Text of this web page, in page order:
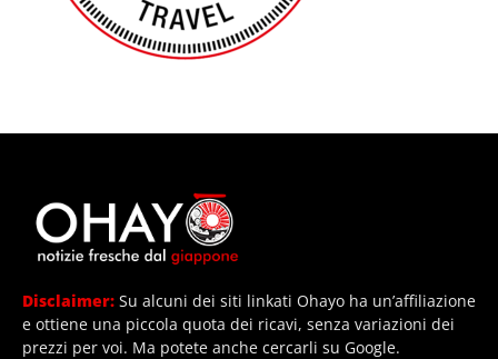
Disclaimer: Su alcuni dei siti linkati Ohayo ha un’affiliazione
e ottiene una piccola quota dei ricavi, senza variazioni dei
prezzi per voi. Ma potete anche cercarli su Google.